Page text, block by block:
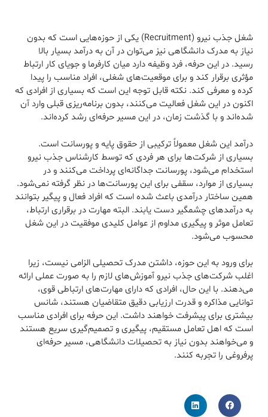
شغل جذب نیرو (Recruitment) یکی از حوزه‌هایی است که بدون
نیاز به مدرک دانشگاهی نیز می‌توان در آن به درآمد بسیار بالا
رسید. در این حرفه، فرد وظیفه دارد میان کارفرما و جویای کار ارتباط
مؤثری برقرار کند و برای موقعیت‌های شغلی، افراد مناسب را پیدا
کرده و معرفی کند. نکته قابل توجه این است که بسیاری از افرادی که
اکنون در این شغل فعالیت می‌کنند، بدون برنامه‌ریزی قبلی وارد آن
شده‌اند و با گذشت زمان، در این مسیر حرفه‌ای رشد کرده‌اند.
درآمد این شغل معمولاً ترکیبی از حقوق پایه و پورسانت است.
بسیاری از شرکت‌ها برای هر فردی که توسط کارشناس جذب نیرو
استخدام می‌شود، پورسانت جداگانه‌ای پرداخت می‌کنند و در
بسیاری از موارد، سقفی برای این پورسانت‌ها در نظر گرفته نمی‌شود.
همین ساختار درآمدی باعث شده است که افراد فعال و پیگیر بتوانند
به درآمدهای چشمگیر دست یابند. البته مهارت در برقراری ارتباط،
تعامل موثر و پیگیری مداوم از عوامل کلیدی موفقیت در این شغل
محسوب می‌شود.
برای ورود به این حوزه، داشتن مدرک تحصیلی الزامی نیست، زیرا
اغلب شرکت‌های جذب نیرو آموزش‌های لازم را به صورت عملی ارائه
می‌دهند. با این حال، افرادی که دارای مهارت‌های ارتباطی قوی،
توانایی مذاکره و قدرت ارزیابی دقیق متقاضیان هستند، شانس
بیشتری برای پیشرفت خواهند داشت. این حرفه برای افرادی مناسب
است که اهل تعامل مستقیم، پیگیری و تصمیم‌گیری سریع هستند
و می‌خواهند بدون نیاز به تحصیلات دانشگاهی، مسیر حرفه‌ای
پرفروغی را تجربه کنند.